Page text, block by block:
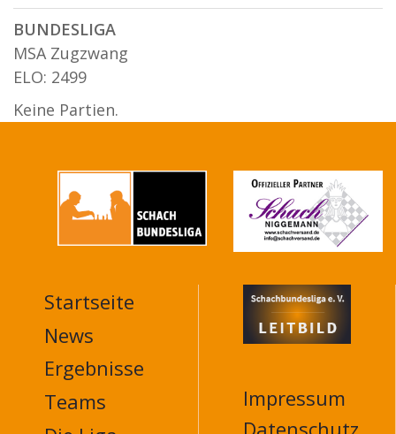
BUNDESLIGA
MSA Zugzwang
ELO: 2499
Keine Partien.
MAIN
NAVIGATION
FOOTER
Startseite
News
Ergebnisse
Teams
Impressum